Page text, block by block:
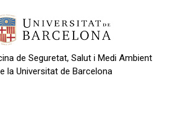
de Seguretat, Salut i Medi Ambient
la Universitat de Barcelona